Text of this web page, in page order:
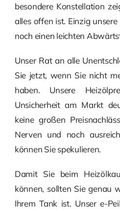
besondere Konstellation
alles offen ist. Einzig
noch einen leichten
Unser Rat an alle
Sie jetzt, wenn Sie nicht
haben. Unsere
Unsicherheit am Markt
keine großen
Nerven und noch
können Sie spekulieren.
Damit Sie beim
können, sollten Sie genau
Ihrem Tank ist. Unser e-